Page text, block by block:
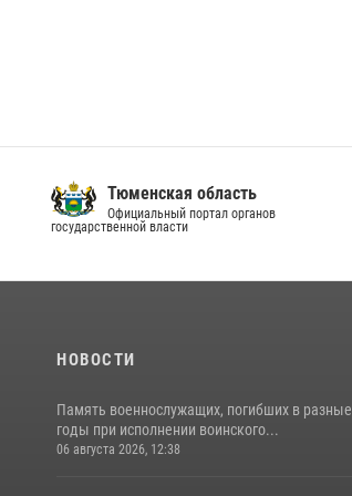
Тюменская область
Официальный портал органов
государственной власти
НОВОСТИ
Память военнослужащих, погибших в разные
годы при исполнении воинского...
06 августа 2026, 12:38